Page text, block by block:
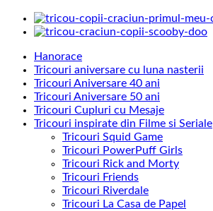
Hanorace
Tricouri aniversare cu luna nasterii
Tricouri Aniversare 40 ani
Tricouri Aniversare 50 ani
Tricouri Cupluri cu Mesaje
Tricouri inspirate din Filme si Seriale
Tricouri Squid Game
Tricouri PowerPuff Girls
Tricouri Rick and Morty
Tricouri Friends
Tricouri Riverdale
Tricouri La Casa de Papel